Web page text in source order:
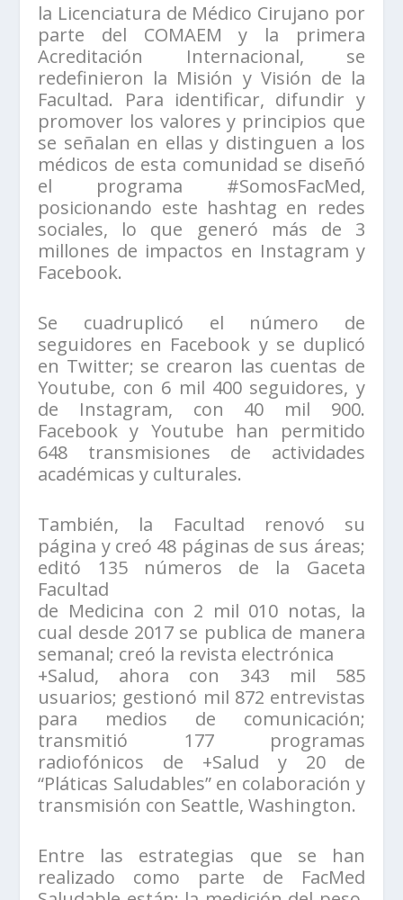
la Licenciatura de Médico Cirujano por
parte del COMAEM y la primera
Acreditación Internacional, se
redefinieron la Misión y Visión de la
Facultad. Para identificar, difundir y
promover los valores y principios que
se señalan en ellas y distinguen a los
médicos de esta comunidad se diseñó
el programa #SomosFacMed,
posicionando este hashtag en redes
sociales, lo que generó más de 3
millones de impactos en Instagram y
Facebook.
Se cuadruplicó el número de
seguidores en Facebook y se duplicó
en Twitter; se crearon las cuentas de
Youtube, con 6 mil 400 seguidores, y
de Instagram, con 40 mil 900.
Facebook y Youtube han permitido
648 transmisiones de actividades
académicas y culturales.
También, la Facultad renovó su
página y creó 48 páginas de sus áreas;
editó 135 números de la Gaceta
Facultad
de Medicina con 2 mil 010 notas, la
cual desde 2017 se publica de manera
semanal; creó la revista electrónica
+Salud, ahora con 343 mil 585
usuarios; gestionó mil 872 entrevistas
para medios de comunicación;
transmitió 177 programas
radiofónicos de +Salud y 20 de
“Pláticas Saludables” en colaboración y
transmisión con Seattle, Washington.
Entre las estrategias que se han
realizado como parte de FacMed